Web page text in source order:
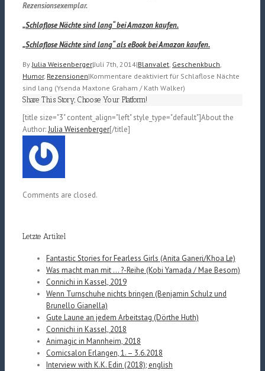
Rezensionsexemplar.
„Schlaflose Nächte sind lang“ bei Amazon kaufen.
„Schlaflose Nächte sind lang“ als eBook bei Amazon kaufen.
ByJulia Weisenberger|Juli 7th, 2014|Blanvalet, Geschenkbuch,
Humor, Rezensionen|Kommentare deaktiviert für Schlaflose Nächte
sind lang (Ysenda Maxtone Graham / Kath Walker)
Share This Story, Choose Your Platform!
[title size="3" content_align="left" style_type="default"]About the
Author:Julia Weisenberger[/title]
Comments are closed.
Letzte Artikel
Fantastic Stories for Fearless Girls (Anita Ganeri/Khoa Le)
Was macht man mit … ?-Reihe (Kobi Yamada / Mae Besom)
Connichi in Kassel, 2019
Wenn Turnschuhe nichts bringen (Benjamin Schulz und
Brunello Gianella)
Gute Laune an jedem Arbeitstag (Dörthe Huth)
Connichi in Kassel, 2018
Animagic in Mannheim, 2018
Comicsalon Erlangen, 1. – 3.6.2018
Interview with K.K. Edin (2018); english